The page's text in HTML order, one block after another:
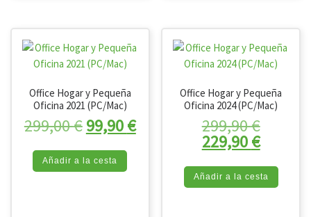
Office Hogar y Pequeña
Oficina 2021 (PC/Mac)
299,00€El precio original era: 299,00 €.
99,90€El precio actual es: 99,90
Añadir a la cesta
Office Hogar y Pequeña
Oficina 2024 (PC/Mac)
299,90€El
229,90€El
Añadir a la cesta